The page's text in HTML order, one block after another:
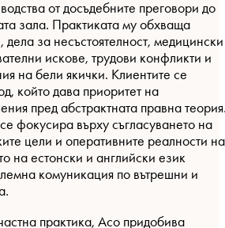
от досъдебните преговори до
зала. Практиката му обхваща
за несъстоятелност, медицински
искове, трудови конфликти и
на бели якички. Клиентите се
който дава приоритет на
пред абстрактната правна
фокусира върху съгласуването на
цели и оперативните реалности на
на естонски и английски език
комуникация по вътрешни и
практика, Асо придобива